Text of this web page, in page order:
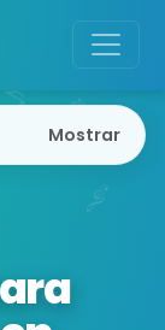
Mostrar